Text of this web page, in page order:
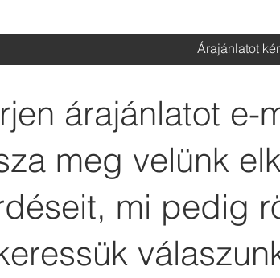
Árajánlatot
árajánlatot e-
meg velünk
mi pedig